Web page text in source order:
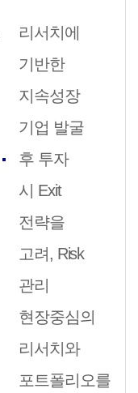
리서치에
기반한
지속성장
기업 발굴
후 투자
시 Exit
전략을
고려, Risk
관리
현장중심의
리서치와
포트폴리오를